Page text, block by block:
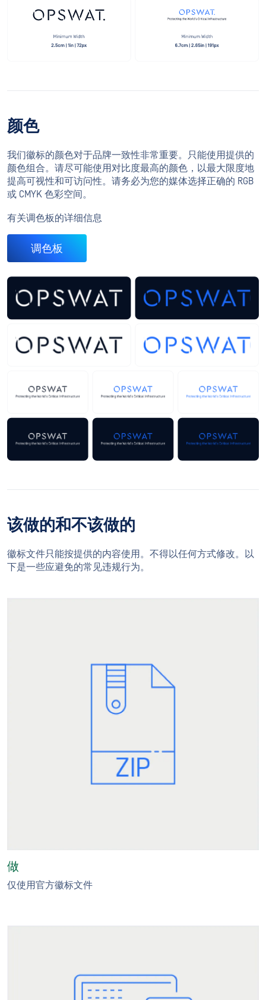
颜色
我们徽标的颜色对于品牌一致性非常重要。只能使用提供的
颜色组合。请尽可能使用对比度最高的颜色，以最大限度地
提高可视性和可访问性。请务必为您的媒体选择正确的 RGB
或 CMYK 色彩空间。
有关调色板的详细信息
调色板
该做的和不该做的
徽标文件只能按提供的内容使用。不得以任何方式修改。以
下是一些应避免的常见违规行为。
做
仅使用官方徽标文件